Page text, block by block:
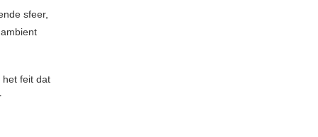
sfeer,
het feit dat